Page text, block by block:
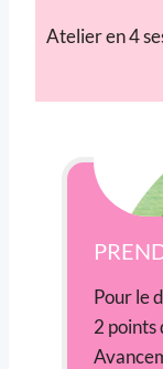
Atelier en 4
Pour le
2 points